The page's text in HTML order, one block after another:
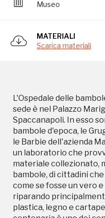
Museo
MATERIALI
Scarica materiali
L'Ospedale delle
sede è nel Palazzo
Spaccanapoli. In esso
bambole d'epoca, le
le Barbie dell'azienda
un laboratorio che
materiale collezionato,
bambole, di cittadini
come se fosse un vero
riparando
plastica, legno e
un laboratorio che
come se fosse un vero e
riparando
d'Italia. Luigi GrassI,
corte e dei teatrini dei
1895 un piccolo
sue scenografie e per
delle attrezzature
Effettuava inoltre
oggetti di culto delle
varie maschere. In
bambola rotta ed alle
aggiustatore, la
riferimento per l'intera
bambole, in un'epoca in